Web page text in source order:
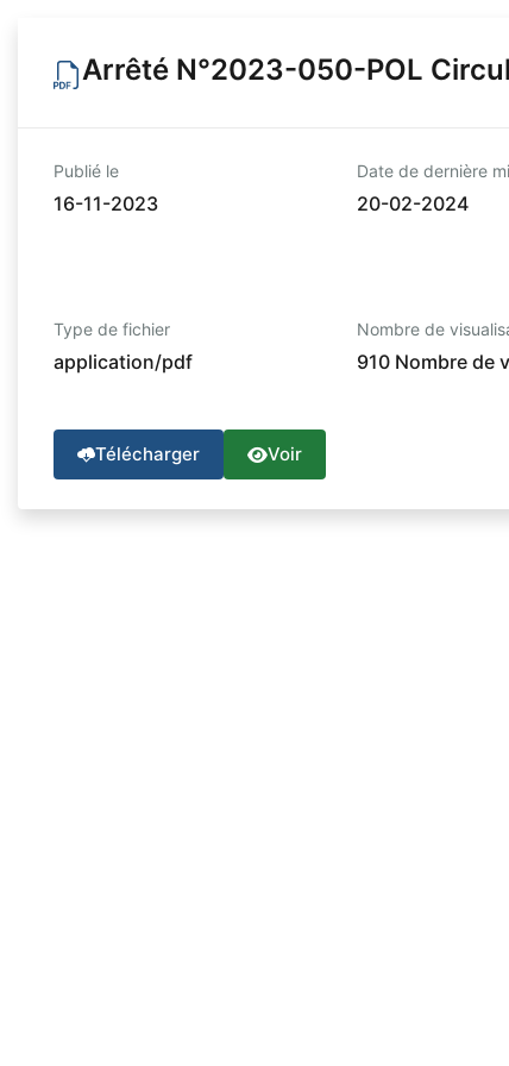
Arrêté N°2023-050-POL
Publié le
16-11-2023
Date de dernière
20-02-2024
Type de fichier
application/pdf
Nombre de
910 Nombre de
Télécharger Voir